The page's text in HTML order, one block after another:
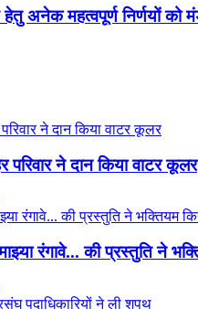
हेतु अनेक महत्वपूर्ण निर्णयों को
ने दान किया वाटर कूलर
रंगावे... की प्रस्तुति ने